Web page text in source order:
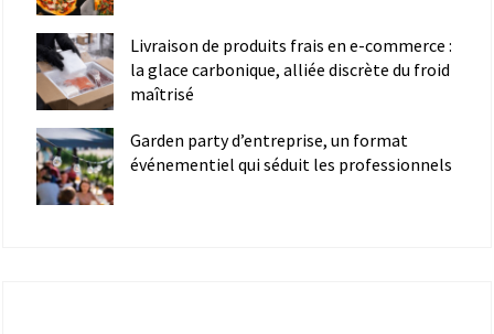
Livraison de produits frais en e-commerce :
la glace carbonique, alliée discrète du froid
maîtrisé
Garden party d’entreprise, un format
événementiel qui séduit les professionnels